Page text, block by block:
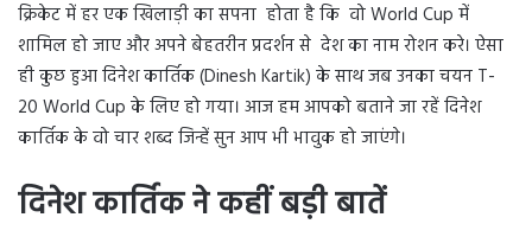
क्रिकेट में हर एक खिलाड़ी का सपना होता है कि वो World Cup में
शामिल हो जाए और अपने बेहतरीन प्रदर्शन से देश का नाम रोशन करे। ऐसा
ही कुछ हुआ दिनेश कार्तिक (Dinesh Kartik) के साथ जब उनका चयन T-
20 World Cup के लिए हो गया। आज हम आपको बताने जा रहें दिनेश
कार्तिक के वो चार शब्द जिन्हें सुन आप भी भावुक हो जाएंगे।
दिनेश कार्तिक ने कहीं बड़ी बातें